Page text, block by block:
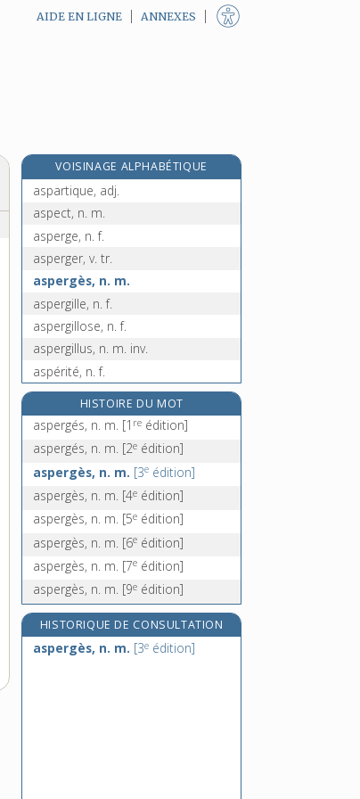
AIDE EN LIGNE ANNEXES
VOISINAGE ALPHABÉTIQUE
aspartate, adj.
aspartique, adj.
aspect, n. m.
asperge, n. f.
asperger, v. tr.
aspergès, n. m.
aspergille, n. f.
aspergillose, n. f.
aspergillus, n. m. inv.
aspérité, n. f.
asperme, adj.
aspersion, n. f.
asphaltage, n. m.
asphalte, n. m.
HISTOIRE DU MOT
aspergés, n. m. [1 re édition]
aspergés, n. m. [2e édition]
aspergès, n. m. [3e édition]
aspergès, n. m. [4e édition]
aspergès, n. m. [5e édition]
aspergès, n. m. [6e édition]
aspergès, n. m. [7e édition]
aspergès, n. m. [9e édition]
HISTORIQUE DE CONSULTATION
aspergès, n. m. [3e édition]